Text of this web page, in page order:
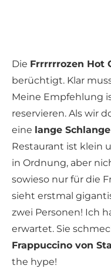
Die Frrrrrrozen Hot
berüchtigt. Klar
Meine Empfehlung
reservieren. Als wir
eine lange Schlange
Restaurant ist klein
in Ordnung, aber
sowieso nur für die
sieht erstmal
zwei Personen! Ich
erwartet. Sie
Frappuccino von
the hype!